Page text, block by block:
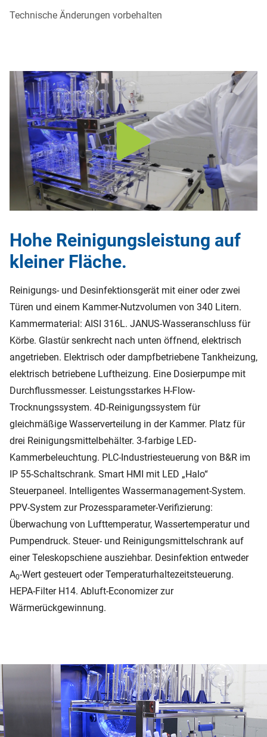
Technische Änderungen vorbehalten
Hohe Reinigungsleistung auf
kleiner Fläche.
Reinigungs- und Desinfektionsgerät mit einer oder zwei
Türen und einem Kammer-Nutzvolumen von 340 Litern.
Kammermaterial: AISI 316L. JANUS-Wasseranschluss für
Körbe. Glastür senkrecht nach unten öffnend, elektrisch
angetrieben. Elektrisch oder dampfbetriebene Tankheizung,
elektrisch betriebene Luftheizung. Eine Dosierpumpe mit
Durchflussmesser. Leistungsstarkes H-Flow-
Trocknungssystem. 4D-Reinigungssystem für
gleichmäßige Wasserverteilung in der Kammer. Platz für
drei Reinigungsmittelbehälter. 3-farbige LED-
Kammerbeleuchtung. PLC-Industriesteuerung von B&R im
IP 55-Schaltschrank. Smart HMI mit LED „Halo“
Steuerpaneel. Intelligentes Wassermanagement-System.
PPV-System zur Prozessparameter-Verifizierung:
Überwachung von Lufttemperatur, Wassertemperatur und
Pumpendruck. Steuer- und Reinigungsmittelschrank auf
einer Teleskopschiene ausziehbar. Desinfektion entweder
A0-Wert gesteuert oder Temperaturhaltezeitsteuerung.
HEPA-Filter H14. Abluft-Economizer zur
Wärmerückgewinnung.